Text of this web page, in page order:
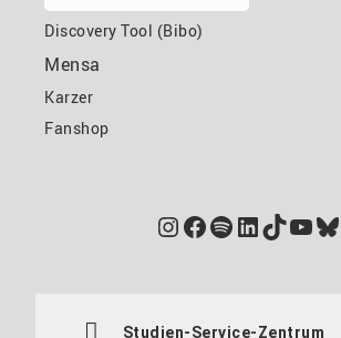
Discovery Tool (Bibo)
Mensa
Karzer
Fanshop
Instagram
Facebook
Spotify
LinkedIn
TikTok
Studien-Service-Zentrum